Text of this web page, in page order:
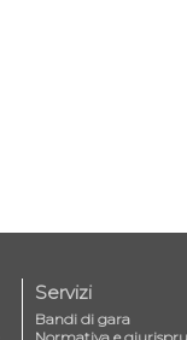
Servizi
Bandi di gara